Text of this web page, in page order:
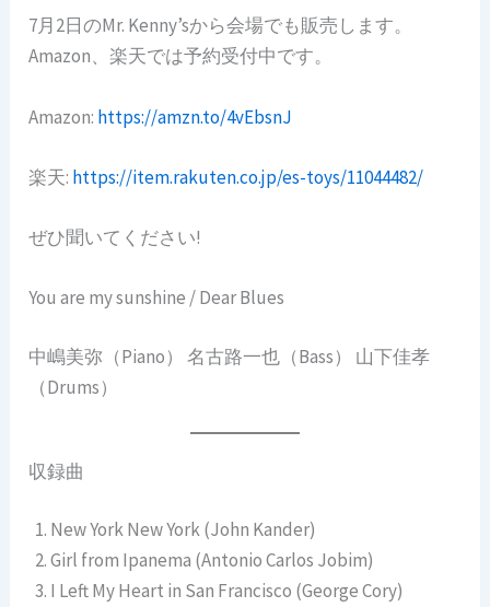
7月2日のMr. Kenny’sから会場でも販売します。
Amazon、楽天では予約受付中です。
Amazon: https://amzn.to/4vEbsnJ
楽天: https://item.rakuten.co.jp/es-toys/11044482/
ぜひ聞いてください!
You are my sunshine / Dear Blues
中嶋美弥（Piano） 名古路一也（Bass） 山下佳孝
（Drums）
収録曲
New York New York (John Kander)
Girl from Ipanema (Antonio Carlos Jobim)
I Left My Heart in San Francisco (George Cory)